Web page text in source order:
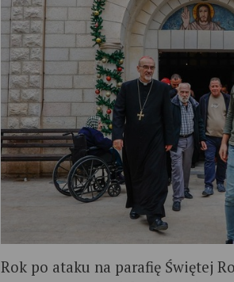
Rok po ataku na parafię Świętej